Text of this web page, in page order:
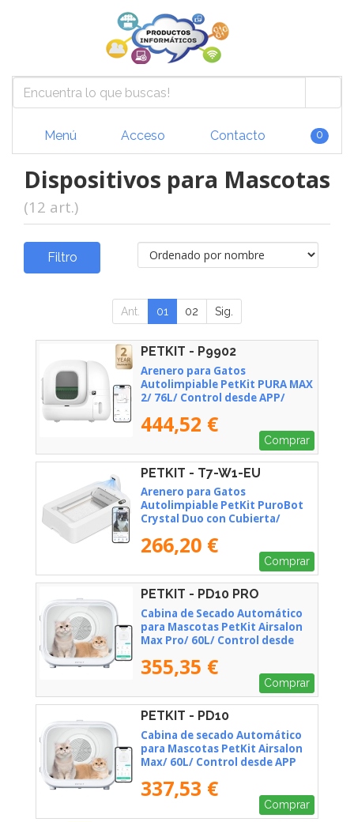
Menú Acceso Contacto 0
Dispositivos para Mascotas
(12 art.)
Filtro
Ant. 01 02 Sig.
PETKIT - P9902
Arenero para Gatos
Autolimpiable PetKit PURA MAX
2/ 76L/ Control desde APP/
444,52 €
Comprar
PETKIT - T7-W1-EU
Arenero para Gatos
Autolimpiable PetKit PuroBot
Crystal Duo con Cubierta/
266,20 €
Comprar
PETKIT - PD10 PRO
Cabina de Secado Automático
para Mascotas PetKit Airsalon
Max Pro/ 60L/ Control desde
355,35 €
Comprar
PETKIT - PD10
Cabina de secado Automático
para Mascotas PetKit Airsalon
Max/ 60L/ Control desde APP
337,53 €
Comprar